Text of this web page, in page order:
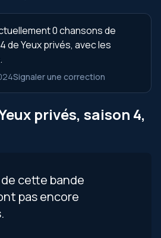
0 chansons de
de Yeux privés, avec les
Signaler une correction
privés, saison 4,
cette bande
pas encore